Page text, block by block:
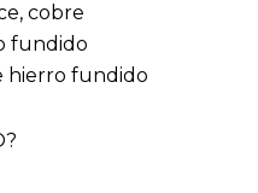
cobre
fundido
hierro fundido